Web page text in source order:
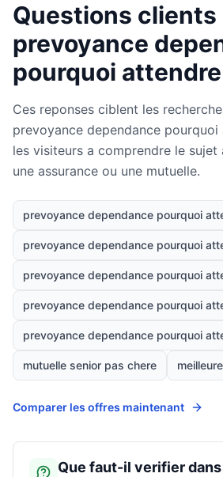
Questions clients
prevoyance
pourquoi attendre
Ces reponses ciblent les
prevoyance dependance
les visiteurs a comprendre le
une assurance ou une mutuelle.
prevoyance dependance pourquoi
prevoyance dependance pourquoi
prevoyance dependance pourquoi
prevoyance dependance pourquoi
prevoyance dependance pourquoi
mutuelle senior pas chere
Comparer les offres maintenant
Que faut-il verifier